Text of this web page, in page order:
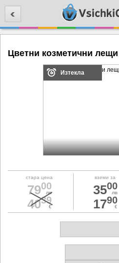
Цветни козметични
Изтекла
стара цена
7900
лв
4039
€
вземи за
3500
лв
1790
€